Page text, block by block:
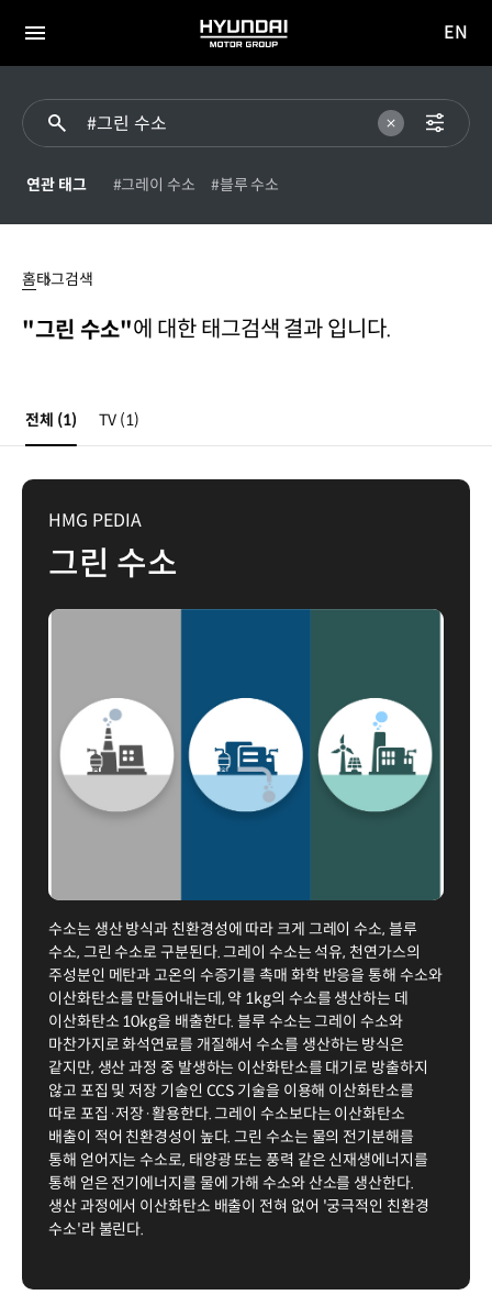
전체
HYUNDAI
MOTOR
이동
EN
연관 태그 #그레이 수소 #블루 수소
홈태그검색
"그린 수소"에 대한 태그검색 결과 입니다.
전체 (1) TV (1)
HMG PEDIA
그린 수소
수소는 생산 방식과 친환경성에 따라 크게 그레이 수소, 블루
수소, 그린 수소로 구분된다. 그레이 수소는 석유, 천연가스의
주성분인 메탄과 고온의 수증기를 촉매 화학 반응을 통해 수소와
이산화탄소를 만들어내는데, 약 1kg의 수소를 생산하는 데
이산화탄소 10kg을 배출한다. 블루 수소는 그레이 수소와
마찬가지로 화석연료를 개질해서 수소를 생산하는 방식은
같지만, 생산 과정 중 발생하는 이산화탄소를 대기로 방출하지
않고 포집 및 저장 기술인 CCS 기술을 이용해 이산화탄소를
따로 포집·저장·활용한다. 그레이 수소보다는 이산화탄소
배출이 적어 친환경성이 높다. 그린 수소는 물의 전기분해를
통해 얻어지는 수소로, 태양광 또는 풍력 같은 신재생에너지를
통해 얻은 전기에너지를 물에 가해 수소와 산소를 생산한다.
생산 과정에서 이산화탄소 배출이 전혀 없어 '궁극적인 친환경
수소'라 불린다.